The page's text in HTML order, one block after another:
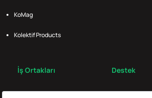
KoMag
Kolektif Products
İş Ortakları Destek